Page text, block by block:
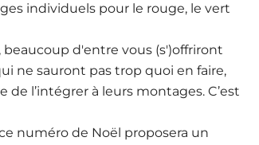
individuels pour le rouge, le vert
d'entre vous (s')offriront
ne sauront pas trop quoi en faire,
l’intégrer à leurs montages. C’est
numéro de Noël proposera un